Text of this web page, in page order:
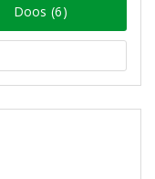
Doos (6)